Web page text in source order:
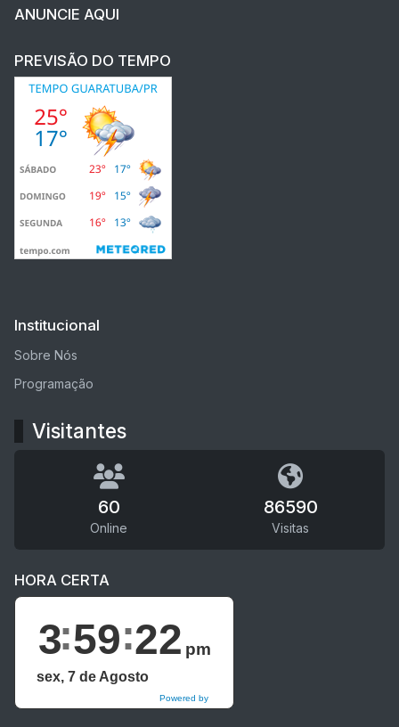
ANUNCIE AQUI
PREVISÃO DO TEMPO
Institucional
Sobre Nós
Programação
Visitantes
60
Online
86590
Visitas
HORA CERTA
Powered by
DaysPedia.com
3 59 22 pm
sex, 7 de Agosto